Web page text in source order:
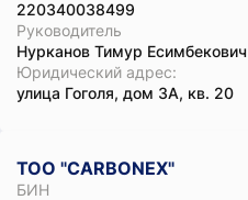
220340038499
Руководитель
Нурканов Тимур Есимбекович
Юридический адрес:
улица Гоголя, дом 3А, кв. 20
ТОО "CARBONEX"
БИН